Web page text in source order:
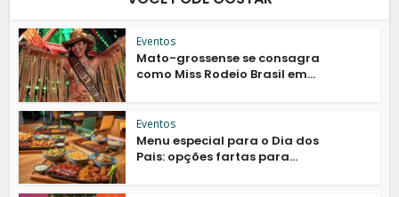
Eventos
Mato-grossense se consagra
como Miss Rodeio Brasil em...
Eventos
Menu especial para o Dia dos
Pais: opções fartas para...